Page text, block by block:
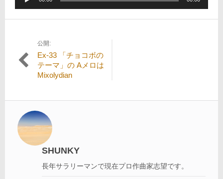
日
ー稿
ゲ
ー
シ
公開:
Ex-33 「チョコボの
テーマ」の Aメロは
Mixolydian
SHUNKY
長年サラリーマンで現在プロ作曲家志望です。